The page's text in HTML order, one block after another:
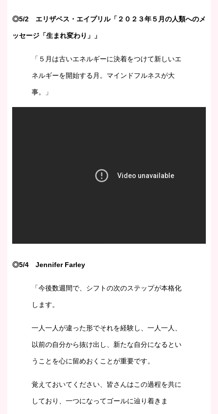
◎5/2 エリザベス・エイプリル「２０２３年５月の人類へのメ
ッセージ「生まれ変わり」」
「５月は古いエネルギーに決着をつけて新しいエ
ネルギーを開始する月。マインドフルネスが大
事。」
◎5/4 Jennifer Farley
「今後数週間で、シフトの次のステップが本格化
します。
一人一人が違った形でそれを経験し、一人一人、
以前の自分から抜け出し、新たな自分になるとい
うことを心に留めおくことが重要です。
覚えておいてください、皆さんはこの過程を共に
しており、一つになってゴールに辿り着きま